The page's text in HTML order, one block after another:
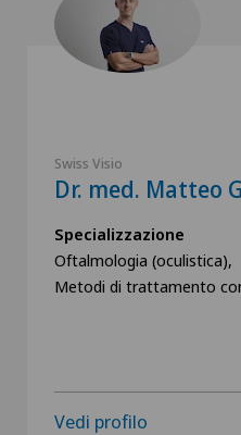
Swiss Visio
Dr. med. Matteo
Specializzazione
Oftalmologia (oculistica),
Metodi di trattamento
Vedi profilo